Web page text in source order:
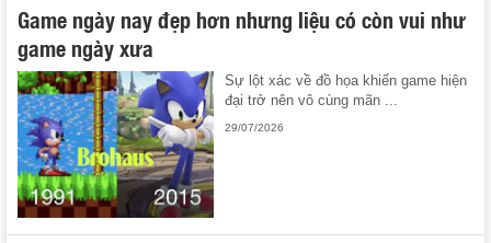
Game ngày nay đẹp hơn nhưng liệu có còn vui như
game ngày xưa
Sự lột xác về đồ họa khiến game hiện
đại trở nên vô cùng mãn ...
29/07/2026